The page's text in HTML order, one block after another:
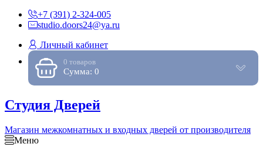
+7 (391) 2-324-005
studio.doors24@ya.ru
Личный кабинет
0 товаров
Сумма: 0
Студия Дверей
Магазин межкомнатных и входных дверей от производителя
Меню